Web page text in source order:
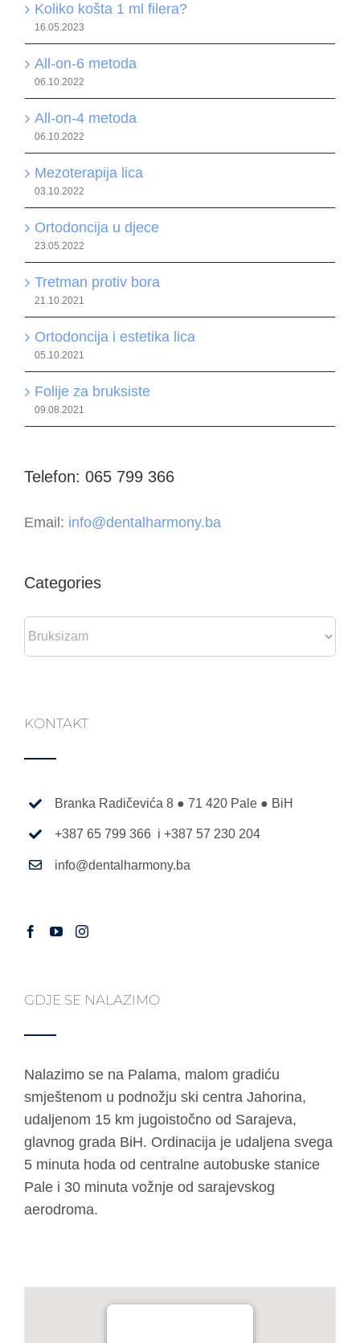
Koliko košta 1 ml filera?
16.05.2023
All-on-6 metoda
06.10.2022
All-on-4 metoda
06.10.2022
Mezoterapija lica
03.10.2022
Ortodoncija u djece
23.05.2022
Tretman protiv bora
21.10.2021
Ortodoncija i estetika lica
05.10.2021
Folije za bruksiste
09.08.2021
Telefon: 065 799 366
Email: info@dentalharmony.ba
Categories
Categories
KONTAKT
Branka Radičevića 8 ● 71 420 Pale ● BiH
+387 65 799 366 i +387 57 230 204
info@dentalharmony.ba
GDJE SE NALAZIMO
Nalazimo se na Palama, malom gradiću
smještenom u podnožju ski centra Jahorina,
udaljenom 15 km jugoistočno od Sarajeva,
glavnog grada BiH. Ordinacija je udaljena svega
5 minuta hoda od centralne autobuske stanice
Pale i 30 minuta vožnje od sarajevskog
aerodroma.